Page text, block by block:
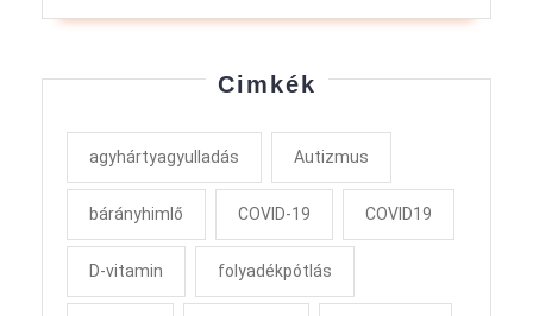
Cimkék
agyhártyagyulladás Autizmus
bárányhimlő COVID-19 COVID19
D-vitamin folyadékpótlás